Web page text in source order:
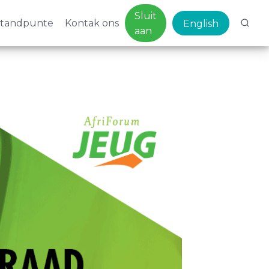
Kontak ons
Sluit
aan
English